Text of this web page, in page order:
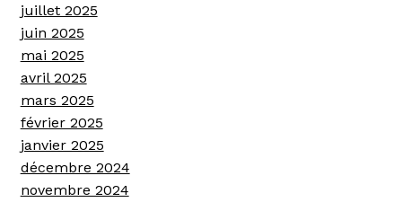
juillet 2025
juin 2025
mai 2025
avril 2025
mars 2025
février 2025
janvier 2025
décembre 2024
novembre 2024